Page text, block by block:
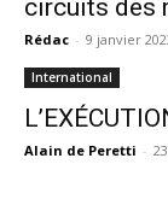
circuits des
Rédac - 9 janvier
International
Alain de Peretti -